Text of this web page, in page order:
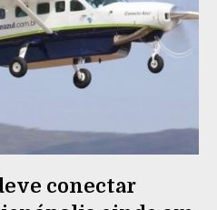
conectar